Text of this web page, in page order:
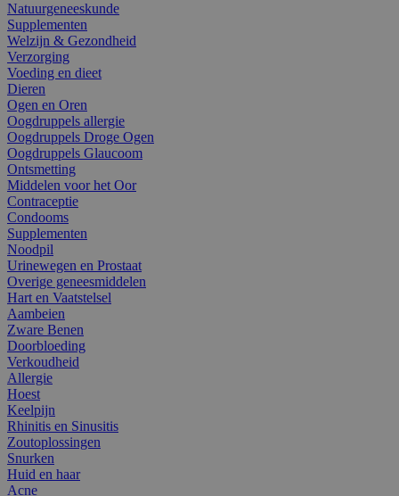
Natuurgeneeskunde
Supplementen
Welzijn & Gezondheid
Verzorging
Voeding en dieet
Dieren
Ogen en Oren
Oogdruppels allergie
Oogdruppels Droge Ogen
Oogdruppels Glaucoom
Ontsmetting
Middelen voor het Oor
Contraceptie
Condooms
Supplementen
Noodpil
Urinewegen en Prostaat
Overige geneesmiddelen
Hart en Vaatstelsel
Aambeien
Zware Benen
Doorbloeding
Verkoudheid
Allergie
Hoest
Keelpijn
Rhinitis en Sinusitis
Zoutoplossingen
Snurken
Huid en haar
Acne